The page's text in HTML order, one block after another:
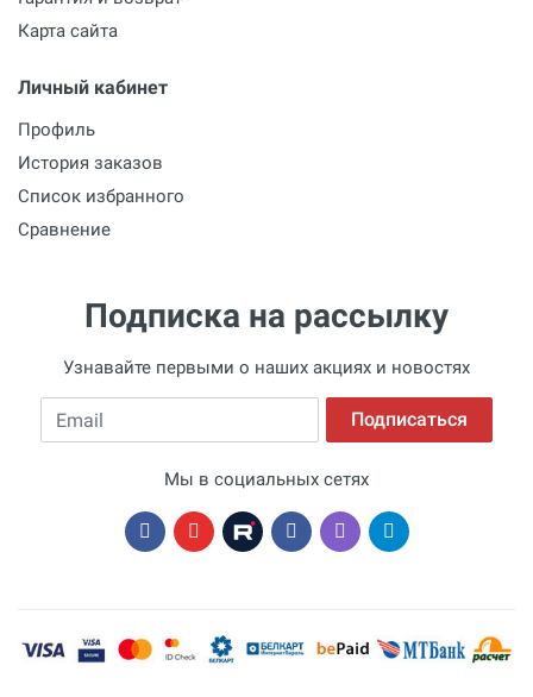
Карта сайта
Личный кабинет
Профиль
История заказов
Список избранного
Сравнение
Подписка на рассылку
Узнавайте первыми о наших акциях и новостях
Email Подписаться
Мы в социальных сетях